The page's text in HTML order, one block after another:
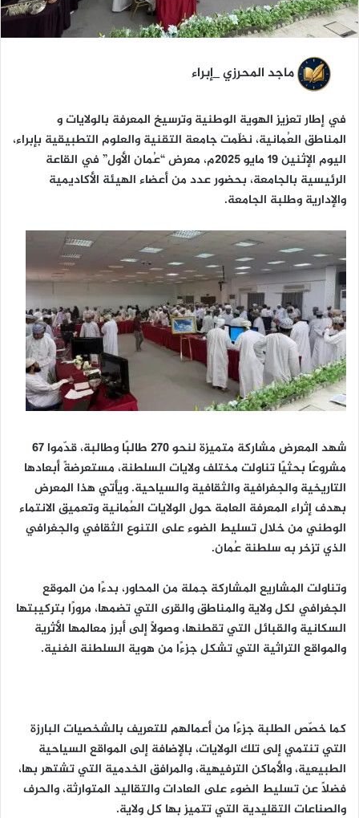
و
ن
ا
ماجد المحرزي _إبراء
في إطار تعزيز الهوية الوطنية وترسيخ المعرفة بالولايات و
المناطق العُمانية، نظّمت جامعة التقنية والعلوم التطبيقية بإبراء،
اليوم الإثنين 19 مايو 2025م، معرض “عُمان الأول” في القاعة
الرئيسية بالجامعة، بحضور عدد من أعضاء الهيئة الأكاديمية
والإدارية وطلبة الجامعة.
شهد المعرض مشاركة متميزة لنحو 270 طالبًا وطالبة، قدّموا 67
مشروعًا بحثيًا تناولت مختلف ولايات السلطنة، مستعرضةً أبعادها
التاريخية والجغرافية والثقافية والسياحية. ويأتي هذا المعرض
بهدف إثراء المعرفة العامة حول الولايات العُمانية وتعميق الانتماء
الوطني من خلال تسليط الضوء على التنوع الثقافي والجغرافي
الذي تزخر به سلطنة عُمان.
وتناولت المشاريع المشاركة جملة من المحاور، بدءًا من الموقع
الجغرافي لكل ولاية والمناطق والقرى التي تضمها، مرورًا بتركيبتها
السكانية والقبائل التي تقطنها، وصولًا إلى أبرز معالمها الأثرية
والمواقع التراثية التي تشكل جزءًا من هوية السلطنة الغنية.
كما خصّص الطلبة جزءًا من أعمالهم للتعريف بالشخصيات البارزة
التي تنتمي إلى تلك الولايات، بالإضافة إلى المواقع السياحية
الطبيعية، والأماكن الترفيهية، والمرافق الخدمية التي تشتهر بها،
فضلاً عن تسليط الضوء على العادات والتقاليد المتوارثة، والحرف
والصناعات التقليدية التي تتميز بها كل ولاية.